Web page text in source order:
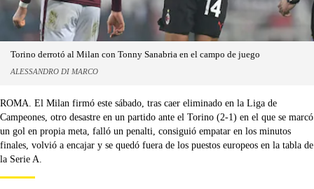
Torino derrotó al Milan con Tonny Sanabria en el campo de juego
ALESSANDRO DI MARCO
ROMA. El Milan firmó este sábado, tras caer eliminado en la Liga de
Campeones, otro desastre en un partido ante el Torino (2-1) en el que se marcó
un gol en propia meta, falló un penalti, consiguió empatar en los minutos
finales, volvió a encajar y se quedó fuera de los puestos europeos en la tabla de
la Serie A.